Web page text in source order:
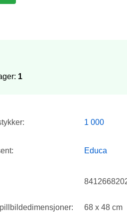
1
1 000
Educa
68 x 48 cm